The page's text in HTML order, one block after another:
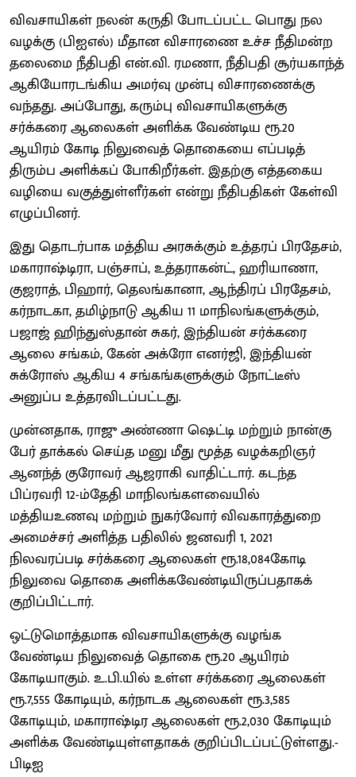
விவசாயிகள் நலன் கருதி போடப்பட்ட பொது நல
வழக்கு (பிஐஎல்) மீதான விசாரணை உச்ச நீதிமன்ற
தலைமை நீதிபதி என்.வி. ரமணா, நீதிபதி சூர்யகாந்த்
ஆகியோரடங்கிய அமர்வு முன்பு விசாரணைக்கு
வந்தது. அப்போது, கரும்பு விவசாயிகளுக்கு
சர்க்கரை ஆலைகள் அளிக்க வேண்டிய ரூ.20
ஆயிரம் கோடி நிலுவைத் தொகையை எப்படித்
திரும்ப அளிக்கப் போகிறீர்கள். இதற்கு எத்தகைய
வழியை வகுத்துள்ளீர்கள் என்று நீதிபதிகள் கேள்வி
எழுப்பினர்.
இது தொடர்பாக மத்திய அரசுக்கும் உத்தரப் பிரதேசம்,
மகாராஷ்டிரா, பஞ்சாப், உத்தராகன்ட், ஹரியாணா,
குஜராத், பிஹார், தெலங்கானா, ஆந்திரப் பிரதேசம்,
கர்நாடகா, தமிழ்நாடு ஆகிய 11 மாநிலங்களுக்கும்,
பஜாஜ் ஹிந்துஸ்தான் சுகர், இந்தியன் சர்க்கரை
ஆலை சங்கம், கேன் அக்ரோ எனர்ஜி, இந்தியன்
சுக்ரோஸ் ஆகிய 4 சங்கங்களுக்கும் நோட்டீஸ்
அனுப்ப உத்தரவிடப்பட்டது.
முன்னதாக, ராஜு அண்ணா ஷெட்டி மற்றும் நான்கு
பேர் தாக்கல் செய்த மனு மீது மூத்த வழக்கறிஞர்
ஆனந்த் குரோவர் ஆஜராகி வாதிட்டார். கடந்த
பிப்ரவரி 12-ம்தேதி மாநிலங்களவையில்
மத்தியஉணவு மற்றும் நுகர்வோர் விவகாரத்துறை
அமைச்சர் அளித்த பதிலில் ஜனவரி 1, 2021
நிலவரப்படி சர்க்கரை ஆலைகள் ரூ.18,084கோடி
நிலுவை தொகை அளிக்கவேண்டியிருப்பதாகக்
குறிப்பிட்டார்.
ஒட்டுமொத்தமாக விவசாயிகளுக்கு வழங்க
வேண்டிய நிலுவைத் தொகை ரூ.20 ஆயிரம்
கோடியாகும். உ.பி.யில் உள்ள சர்க்கரை ஆலைகள்
ரூ.7,555 கோடியும், கர்நாடக ஆலைகள் ரூ.3,585
கோடியும், மகாராஷ்டிர ஆலைகள் ரூ.2,030 கோடியும்
அளிக்க வேண்டியுள்ளதாகக் குறிப்பிடப்பட்டுள்ளது.-
பிடிஐ